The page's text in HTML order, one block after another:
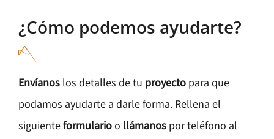
¿Cómo podemos ayudarte?
Envíanoslos detalles de tu proyectopara que
podamos ayudarte a darle forma. Rellena el
siguienteformularioo llámanospor teléfono al